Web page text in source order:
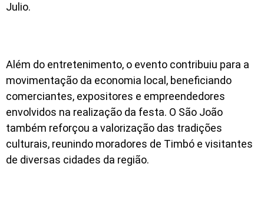
Julio.
Além do entretenimento, o evento contribuiu para a
movimentação da economia local, beneficiando
comerciantes, expositores e empreendedores
envolvidos na realização da festa. O São João
também reforçou a valorização das tradições
culturais, reunindo moradores de Timbó e visitantes
de diversas cidades da região.